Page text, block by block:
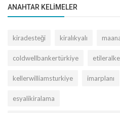
ANAHTAR KELIMELER
kiradesteği kiralıkyalı
coldwellbankertürkiye
kellerwilliamsturkiye imarplanı
esyalikiralama